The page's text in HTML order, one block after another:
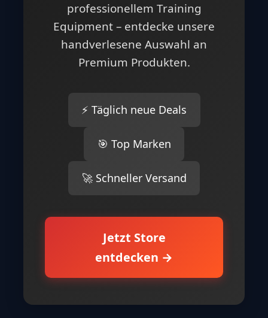
professionellem Training
Equipment – entdecke unsere
handverlesene Auswahl an
Premium Produkten.
⚡ Täglich neue Deals
🎯 Top Marken
🚀 Schneller Versand
Jetzt Store
entdecken →